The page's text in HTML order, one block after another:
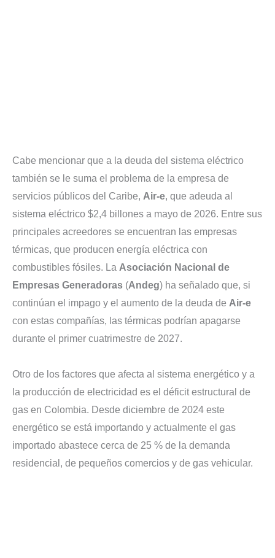
Cabe mencionar que a la deuda del sistema eléctrico
también se le suma el problema de la empresa de
servicios públicos del Caribe, Air-e, que adeuda al
sistema eléctrico $2,4 billones a mayo de 2026. Entre sus
principales acreedores se encuentran las empresas
térmicas, que producen energía eléctrica con
combustibles fósiles. La Asociación Nacional de
Empresas Generadoras (Andeg) ha señalado que, si
continúan el impago y el aumento de la deuda de Air-e
con estas compañías, las térmicas podrían apagarse
durante el primer cuatrimestre de 2027.
Otro de los factores que afecta al sistema energético y a
la producción de electricidad es el déficit estructural de
gas en Colombia. Desde diciembre de 2024 este
energético se está importando y actualmente el gas
importado abastece cerca de 25 % de la demanda
residencial, de pequeños comercios y de gas vehicular.